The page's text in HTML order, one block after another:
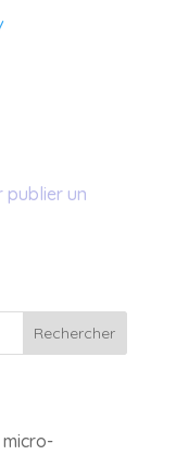
un
Rechercher